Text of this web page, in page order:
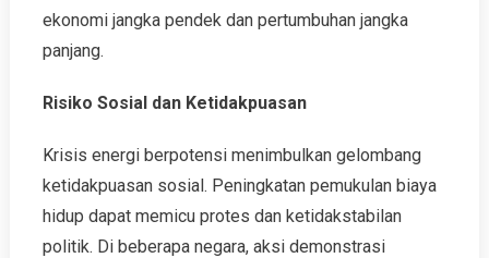
ekonomi jangka pendek dan pertumbuhan jangka
panjang.
Risiko Sosial dan Ketidakpuasan
Krisis energi berpotensi menimbulkan gelombang
ketidakpuasan sosial. Peningkatan pemukulan biaya
hidup dapat memicu protes dan ketidakstabilan
politik. Di beberapa negara, aksi demonstrasi